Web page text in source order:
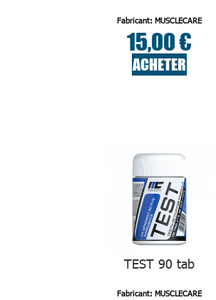
Fabricant: MUSCLECARE
15,00 €
ACHETER
TEST 90 tab
Fabricant: MUSCLECARE